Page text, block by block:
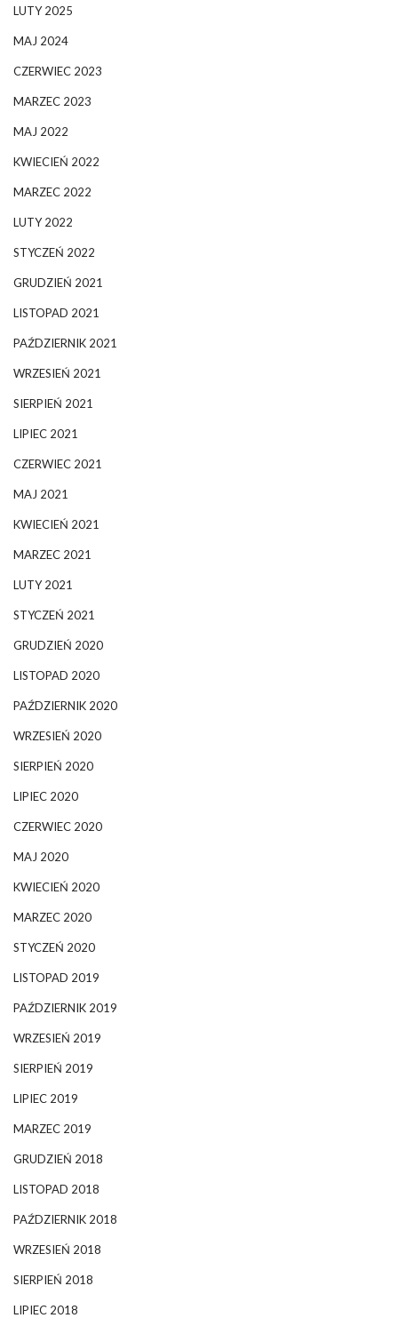
LUTY 2025
MAJ 2024
CZERWIEC 2023
MARZEC 2023
MAJ 2022
KWIECIEŃ 2022
MARZEC 2022
LUTY 2022
STYCZEŃ 2022
GRUDZIEŃ 2021
LISTOPAD 2021
PAŹDZIERNIK 2021
WRZESIEŃ 2021
SIERPIEŃ 2021
LIPIEC 2021
CZERWIEC 2021
MAJ 2021
KWIECIEŃ 2021
MARZEC 2021
LUTY 2021
STYCZEŃ 2021
GRUDZIEŃ 2020
LISTOPAD 2020
PAŹDZIERNIK 2020
WRZESIEŃ 2020
SIERPIEŃ 2020
LIPIEC 2020
CZERWIEC 2020
MAJ 2020
KWIECIEŃ 2020
MARZEC 2020
STYCZEŃ 2020
LISTOPAD 2019
PAŹDZIERNIK 2019
WRZESIEŃ 2019
SIERPIEŃ 2019
LIPIEC 2019
MARZEC 2019
GRUDZIEŃ 2018
LISTOPAD 2018
PAŹDZIERNIK 2018
WRZESIEŃ 2018
SIERPIEŃ 2018
LIPIEC 2018